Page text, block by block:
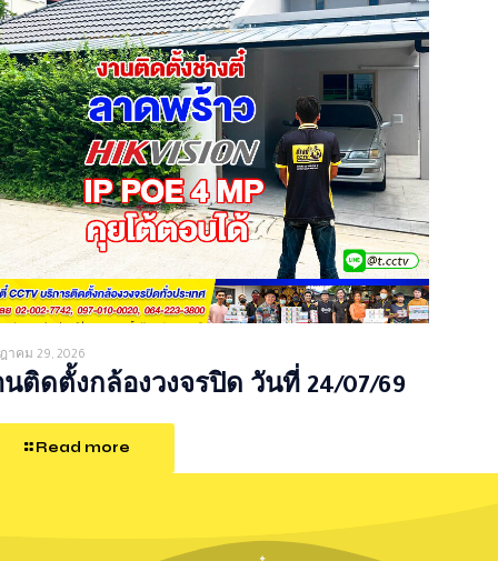
าคม 29, 2026
นติดตั้งกล้องวงจรปิด วันที่ 24/07/69
Read more